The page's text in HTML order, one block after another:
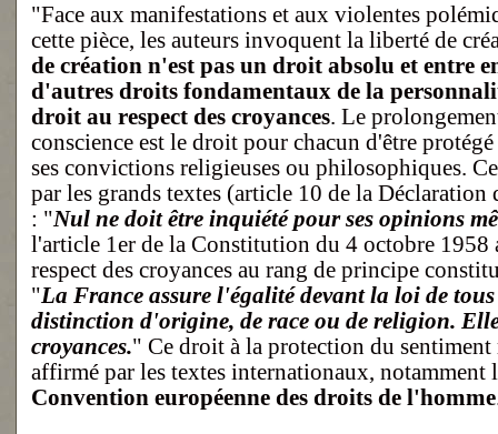
"Face aux manifestations et aux violentes
cette pièce, les auteurs invoquent la liberté de
de création n'est pas un droit absolu et entre
d'autres droits fondamentaux de la
droit au respect des croyances. Le
conscience est le droit pour chacun d'être
ses convictions religieuses ou philosophiques.
par les grands textes (article 10 de la Déclaration
: "Nul ne doit être inquiété pour ses opinions
l'article 1er de la Constitution du 4 octobre 1958
respect des croyances au rang de principe
"La France assure l'égalité devant la loi de tous
distinction d'origine, de race ou de religion. Elle
croyances." Ce droit à la protection du sentiment
affirmé par les textes internationaux, notamment
Convention européenne des droits de l'homme